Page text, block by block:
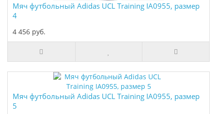
Мяч футбольный Adidas UCL Training IA0955, размер
4
4 456 руб.
Мяч футбольный Adidas UCL Training IA0955, размер
5